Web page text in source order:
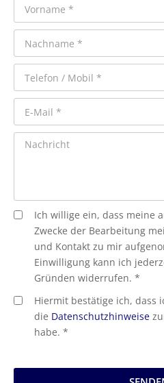
Ich willige ein, dass meine
Zwecke der Bearbeitung
und Kontakt zu mir
Einwilligung kann ich
Gründen widerrufen. *
Hiermit bestätige ich, dass
die Datenschutzhinweise
habe. *